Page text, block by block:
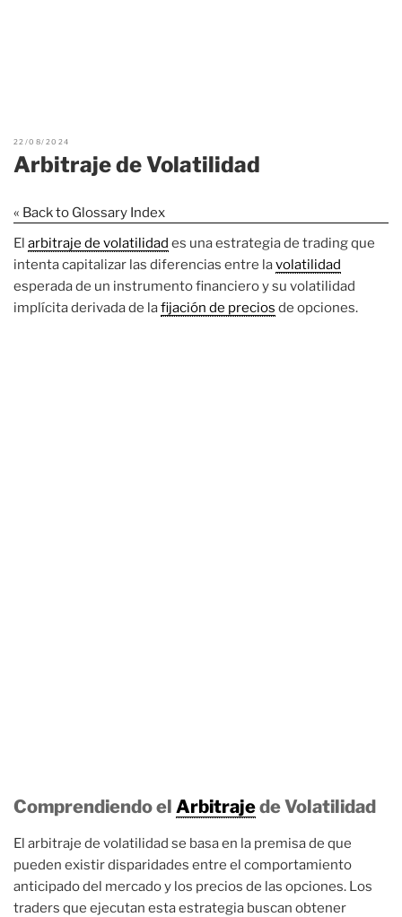
22/08/2024
Arbitraje de Volatilidad
« Back to Glossary Index
El arbitraje de volatilidad es una estrategia de trading que
intenta capitalizar las diferencias entre lavolatilidad
esperada de un instrumento financiero y su volatilidad
implícita derivada de lafijación de precios de opciones.
Comprendiendo el Arbitrajede Volatilidad
El arbitraje de volatilidad se basa en la premisa de que
pueden existir disparidades entre el comportamiento
anticipado del mercado y los precios de las opciones. Los
traders que ejecutan esta estrategia buscan obtener